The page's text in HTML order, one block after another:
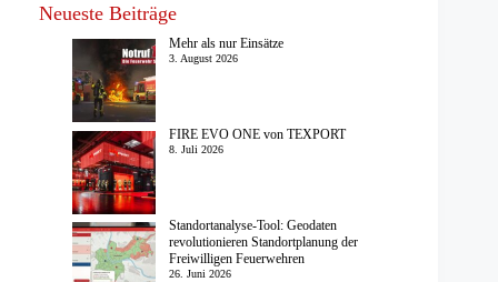
Neueste Beiträge
Mehr als nur Einsätze
3. August 2026
FIRE EVO ONE von TEXPORT
8. Juli 2026
Standortanalyse-Tool: Geodaten
revolutionieren Standortplanung der
Freiwilligen Feuerwehren
26. Juni 2026